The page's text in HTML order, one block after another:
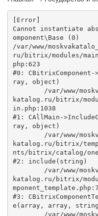
[Error]
Cannot instantiate
omponent\Base (0)
/var/www/
ru/bitrix/modules/
php:623
#0:
ray, object)
katalog.ru/bitrix/
in.php:1038
#1: CAllMain-
ray, object)
katalog.ru/bitrix/
nts/bitrix/catalog/
#2: include(string)
katalog.ru/bitrix/
#3:
e(array, array,